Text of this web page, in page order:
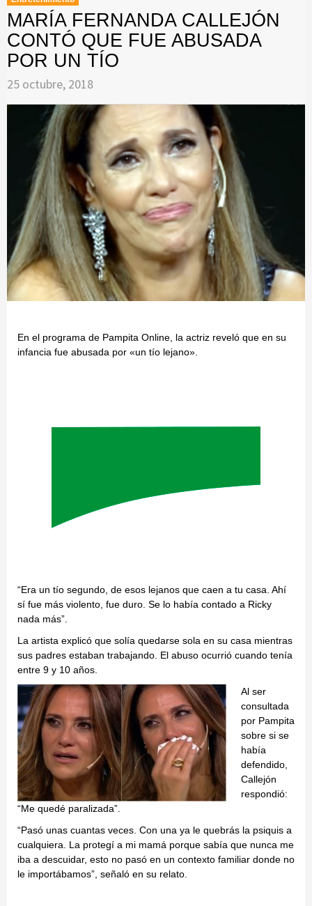
MARÍA FERNANDA CALLEJÓN
CONTÓ QUE FUE ABUSADA
POR UN TÍO
25 octubre, 2018
En el programa de Pampita Online, la actriz reveló que en su
infancia fue abusada por «un tío lejano».
“Era un tío segundo, de esos lejanos que caen a tu casa. Ahí
sí fue más violento, fue duro. Se lo había contado a Ricky
nada más”.
La artista explicó que solía quedarse sola en su casa mientras
sus padres estaban trabajando. El abuso ocurrió cuando tenía
entre 9 y 10 años.
Al ser
consultada
por Pampita
sobre si se
había
defendido,
Callejón
respondió:
“Me quedé paralizada”.
“Pasó unas cuantas veces. Con una ya le quebrás la psiquis a
cualquiera. La protegí a mi mamá porque sabía que nunca me
iba a descuidar, esto no pasó en un contexto familiar donde no
le importábamos”, señaló en su relato.